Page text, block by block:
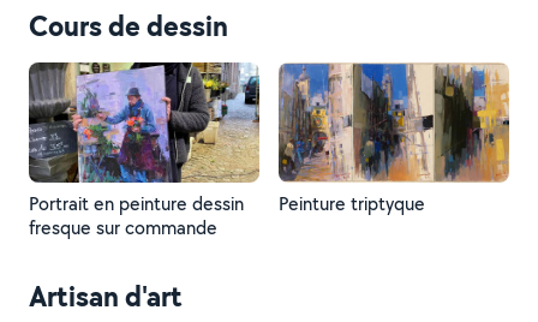
Cours de dessin
Portrait en peinture dessin
fresque sur commande
Peinture triptyque
Artisan d'art